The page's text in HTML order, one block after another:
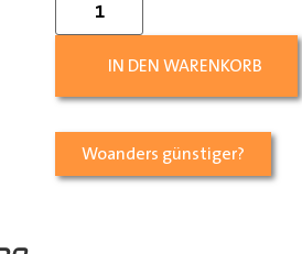
IN DEN WARENKORB
Woanders günstiger?